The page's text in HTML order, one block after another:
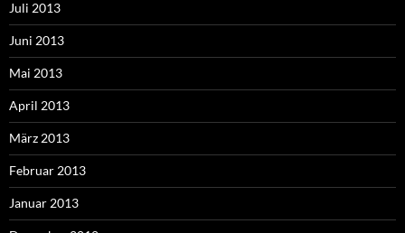
Juli 2013
Juni 2013
Mai 2013
April 2013
März 2013
Februar 2013
Januar 2013